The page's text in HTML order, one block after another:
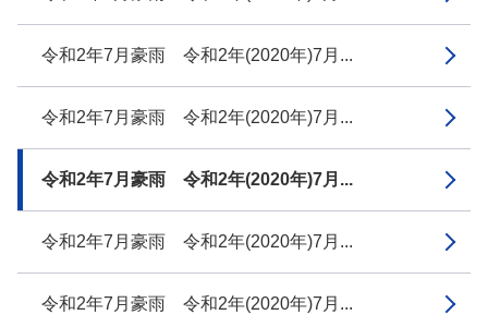
令和2年7月豪雨 令和2年(2020年)7月...
令和2年7月豪雨 令和2年(2020年)7月...
令和2年7月豪雨 令和2年(2020年)7月...
令和2年7月豪雨 令和2年(2020年)7月...
令和2年7月豪雨 令和2年(2020年)7月...